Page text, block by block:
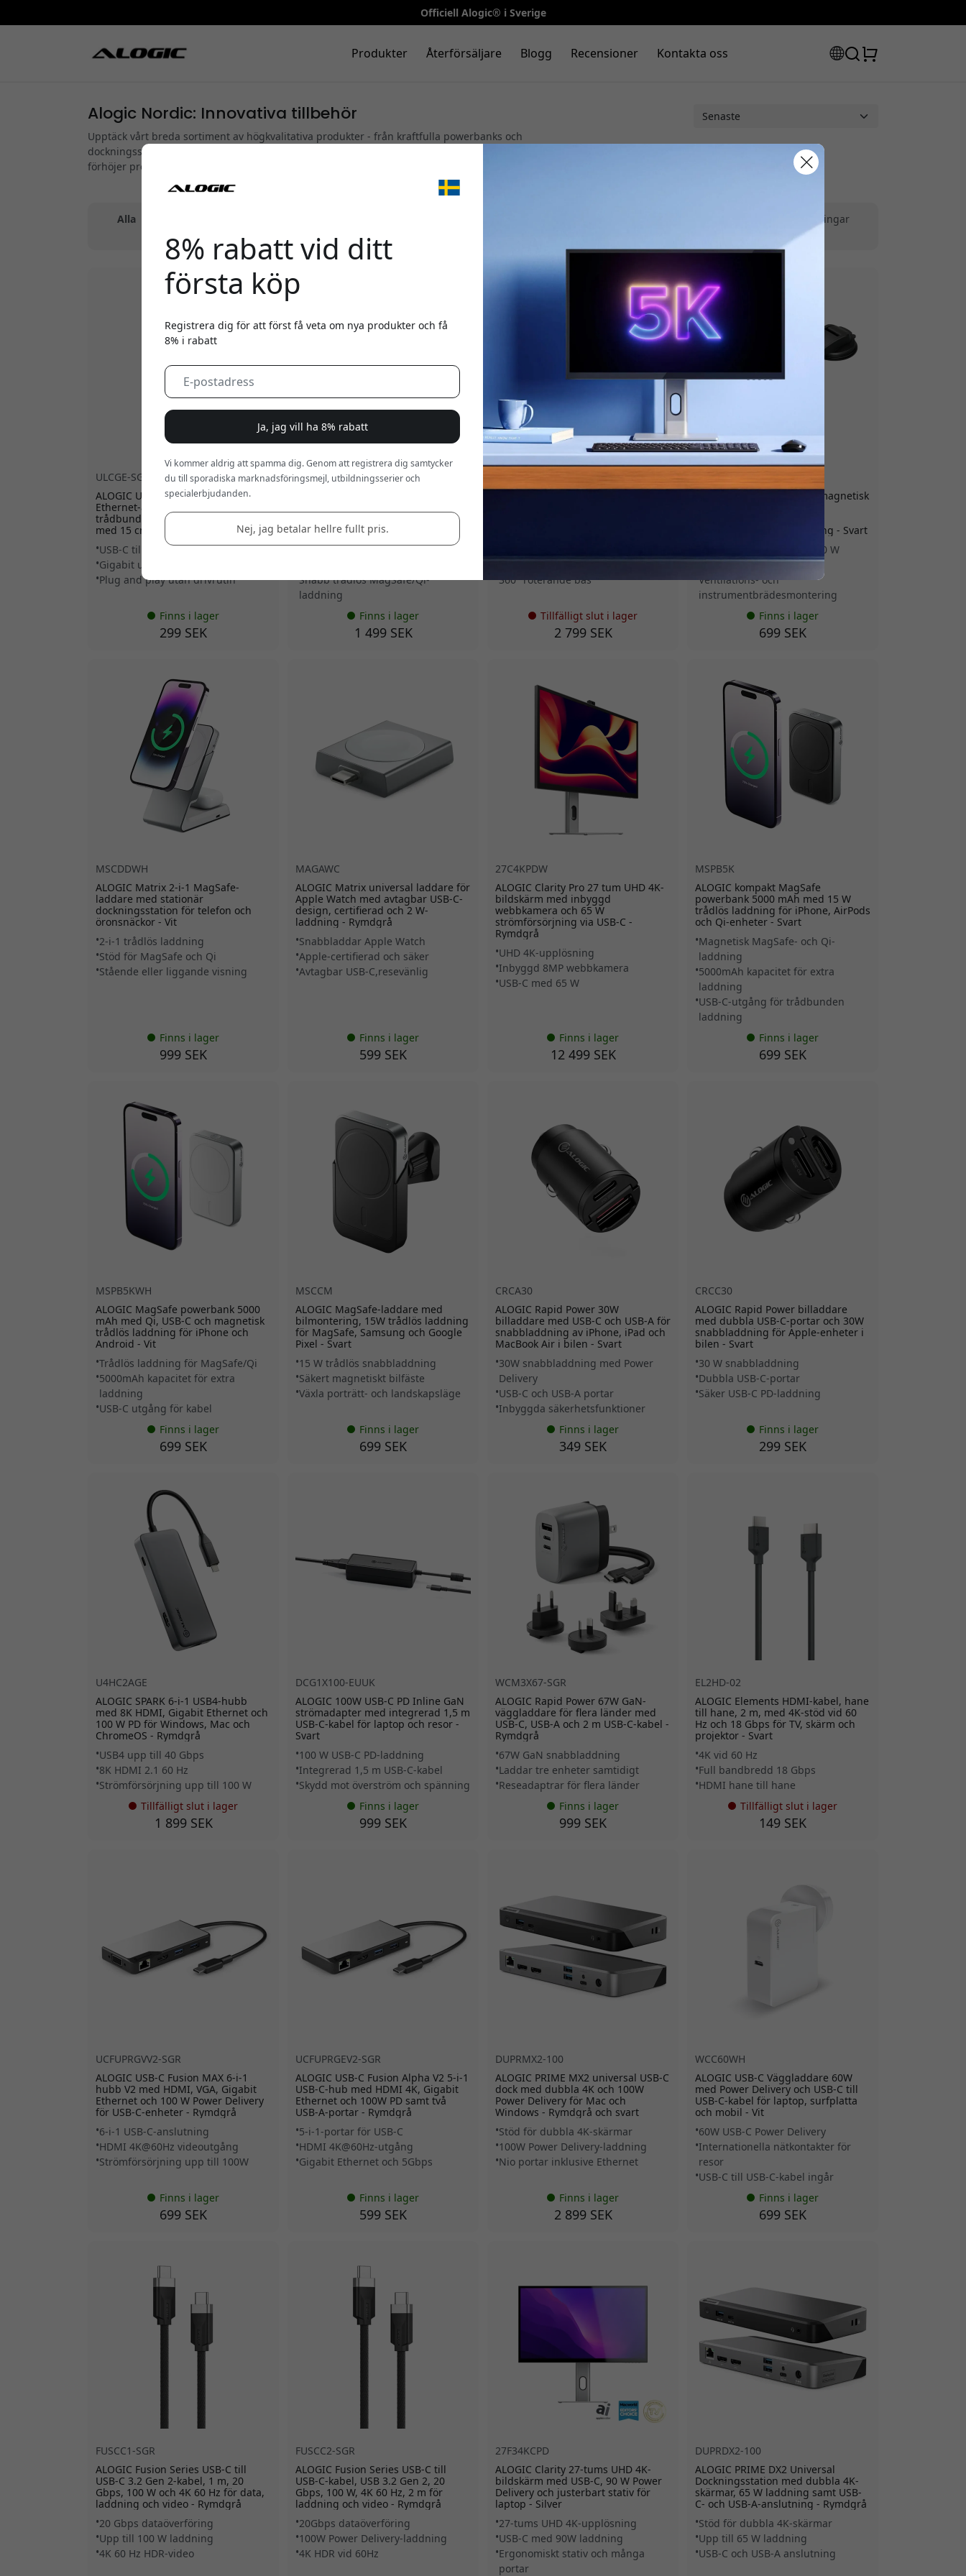
Officiell Alogic® i Sverige
Produkter Återförsäljare Blogg Recensioner Kontakta oss
Alogic Nordic: Innovativa tillbehör
Upptäck vårt breda sortiment av högkvalitativa produkter - från kraftfulla powerbanks och
dockningsstationer till ergonomiska laptophållare och 4K-skärmar. Alogic erbjuder smarta lösningar som
förhöjer prestandan och användarupplevelsen av dina enheter.
Alla
Skärmar & AV‑lösningar
ULCGE-SGR
ALOGIC Ultra USB-C till RJ45 Gigabit
Ethernet-adapter för stabil
trådbunden nätverksanslutning
med 15 cm kabel - Rymdgrå
USB-C till RJ45 Ethernet
Gigabit upp till 1 Gbps
Plug and play utan drivrutin
Finns i lager
299 SEK
MSCDDAWCWH
iPhone och AirPods med MagSafe
och Qi - Vit
Magnetisk 3-i-1 laddningsdocka
Snabb trådlös MagSafe/Qi-
laddning
Finns i lager
1 499 SEK
360° roterande bas
Tillfälligt slut i lager
2 799 SEK
ALOGIC Matrix universell magnetisk
instrumentbrädesmontering - Svart
Snabb trådlös laddning,30 W
Säkert magnetiskt fäste
Ventilations- och
instrumentbrädesmontering
Finns i lager
699 SEK
MSCDDWH
ALOGIC Matrix 2-i-1 MagSafe-
laddare med stationär
dockningsstation för telefon och
öronsnäckor - Vit
2-i-1 trådlös laddning
Stöd för MagSafe och Qi
Stående eller liggande visning
Finns i lager
999 SEK
MAGAWC
ALOGIC Matrix universal laddare för
Apple Watch med avtagbar USB-C-
design, certifierad och 2 W-
laddning - Rymdgrå
Snabbladdar Apple Watch
Apple-certifierad och säker
Avtagbar USB-C,resevänlig
Finns i lager
599 SEK
27C4KPDW
ALOGIC Clarity Pro 27 tum UHD 4K-
bildskärm med inbyggd
webbkamera och 65 W
strömförsörjning via USB-C -
Rymdgrå
UHD 4K-upplösning
Inbyggd 8MP webbkamera
USB-C med 65 W
Finns i lager
12 499 SEK
MSPB5K
ALOGIC kompakt MagSafe
powerbank 5000 mAh med 15 W
trådlös laddning för iPhone, AirPods
och Qi-enheter - Svart
Magnetisk MagSafe- och Qi-
laddning
5000mAh kapacitet för extra
laddning
USB-C-utgång för trådbunden
laddning
Finns i lager
699 SEK
MSPB5KWH
ALOGIC MagSafe powerbank 5000
mAh med Qi, USB-C och magnetisk
trådlös laddning för iPhone och
Android - Vit
Trådlös laddning för MagSafe/Qi
5000mAh kapacitet för extra
laddning
USB-C utgång för kabel
Finns i lager
699 SEK
MSCCM
ALOGIC MagSafe-laddare med
bilmontering, 15W trådlös laddning
för MagSafe, Samsung och Google
Pixel - Svart
15 W trådlös snabbladdning
Säkert magnetiskt bilfäste
Växla porträtt- och landskapsläge
Finns i lager
699 SEK
CRCA30
ALOGIC Rapid Power 30W
billaddare med USB-C och USB-A för
snabbladdning av iPhone, iPad och
MacBook Air i bilen - Svart
30W snabbladdning med Power
Delivery
USB-C och USB-A portar
Inbyggda säkerhetsfunktioner
Finns i lager
349 SEK
CRCC30
ALOGIC Rapid Power billaddare
med dubbla USB-C-portar och 30W
snabbladdning för Apple-enheter i
bilen - Svart
30 W snabbladdning
Dubbla USB-C-portar
Säker USB-C PD-laddning
Finns i lager
299 SEK
U4HC2AGE
ALOGIC SPARK 6-i-1 USB4-hubb
med 8K HDMI, Gigabit Ethernet och
100 W PD för Windows, Mac och
ChromeOS - Rymdgrå
USB4 upp till 40 Gbps
8K HDMI 2.1 60 Hz
Strömförsörjning upp till 100 W
Tillfälligt slut i lager
1 899 SEK
DCG1X100-EUUK
ALOGIC 100W USB-C PD Inline GaN
strömadapter med integrerad 1,5 m
USB-C-kabel för laptop och resor -
Svart
100 W USB-C PD-laddning
Integrerad 1,5 m USB-C-kabel
Skydd mot överström och spänning
Finns i lager
999 SEK
WCM3X67-SGR
ALOGIC Rapid Power 67W GaN-
väggladdare för flera länder med
USB-C, USB-A och 2 m USB-C-kabel -
Rymdgrå
67W GaN snabbladdning
Laddar tre enheter samtidigt
Reseadaptrar för flera länder
Finns i lager
999 SEK
EL2HD-02
ALOGIC Elements HDMI-kabel, hane
till hane, 2 m, med 4K-stöd vid 60
Hz och 18 Gbps för TV, skärm och
projektor - Svart
4K vid 60 Hz
Full bandbredd 18 Gbps
HDMI hane till hane
Tillfälligt slut i lager
149 SEK
UCFUPRGVV2-SGR
ALOGIC USB-C Fusion MAX 6-i-1
hubb V2 med HDMI, VGA, Gigabit
Ethernet och 100 W Power Delivery
för USB-C-enheter - Rymdgrå
6-i-1 USB-C-anslutning
HDMI 4K@60Hz videoutgång
Strömförsörjning upp till 100W
Finns i lager
699 SEK
UCFUPRGEV2-SGR
ALOGIC USB-C Fusion Alpha V2 5-i-1
USB-C-hub med HDMI 4K, Gigabit
Ethernet och 100W PD samt två
USB-A-portar - Rymdgrå
5-i-1-portar för USB-C
HDMI 4K@60Hz-utgång
Gigabit Ethernet och 5Gbps
Finns i lager
599 SEK
DUPRMX2-100
ALOGIC PRIME MX2 universal USB-C
dock med dubbla 4K och 100W
Power Delivery för Mac och
Windows - Rymdgrå och svart
Stöd för dubbla 4K-skärmar
100W Power Delivery-laddning
Nio portar inklusive Ethernet
Finns i lager
2 899 SEK
WCC60WH
ALOGIC USB-C Väggladdare 60W
med Power Delivery och USB-C till
USB-C-kabel för laptop, surfplatta
och mobil - Vit
60W USB-C Power Delivery
Internationella nätkontakter för
resor
USB-C till USB-C-kabel ingår
Finns i lager
699 SEK
FUSCC1-SGR
ALOGIC Fusion Series USB-C till
USB-C 3.2 Gen 2-kabel, 1 m, 20
Gbps, 100 W och 4K 60 Hz för data,
laddning och video - Rymdgrå
20 Gbps dataöverföring
Upp till 100 W laddning
4K 60 Hz HDR-video
FUSCC2-SGR
ALOGIC Fusion Series USB-C till
USB-C-kabel, USB 3.2 Gen 2, 20
Gbps, 100 W, 4K 60 Hz, 2 m för
laddning och video - Rymdgrå
20Gbps dataöverföring
100W Power Delivery-laddning
4K HDR vid 60Hz
27F34KCPD
ALOGIC Clarity 27-tums UHD 4K-
bildskärm med USB-C, 90 W Power
Delivery och justerbart stativ för
laptop - Silver
27-tums UHD 4K-upplösning
USB-C med 90W laddning
Ergonomiskt stativ och många
portar
DUPRDX2-100
ALOGIC PRIME DX2 Universal
Dockningsstation med dubbla 4K-
skärmar, 65 W laddning samt USB-
C- och USB-A-anslutning - Rymdgrå
Stöd för dubbla 4K-skärmar
Upp till 65 W laddning
USB-C och USB-A anslutning
8% rabatt vid ditt
första köp
Registrera dig för att först få veta om nya produkter och få
8% i rabatt
Ja, jag vill ha 8% rabatt
Vi kommer aldrig att spamma dig. Genom att registrera dig samtycker
du till sporadiska marknadsföringsmejl, utbildningsserier och
specialerbjudanden.
Nej, jag betalar hellre fullt pris.
Använd denna kod i kassan för att få 8% rabatt.